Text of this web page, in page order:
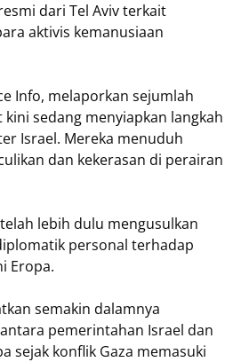
dari Tel Aviv terkait
aktivis kemanusiaan
Info, melaporkan sejumlah
sedang menyiapkan langkah
Israel. Mereka menuduh
dan kekerasan di perairan
lebih dulu mengusulkan
personal terhadap
Eropa.
semakin dalamnya
pemerintahan Israel dan
sejak konflik Gaza memasuki